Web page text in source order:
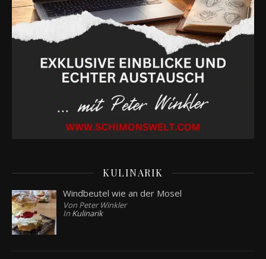
KULINARIK
Windbeutel wie an der Mosel
Von Peter Winkler
In Kulinarik